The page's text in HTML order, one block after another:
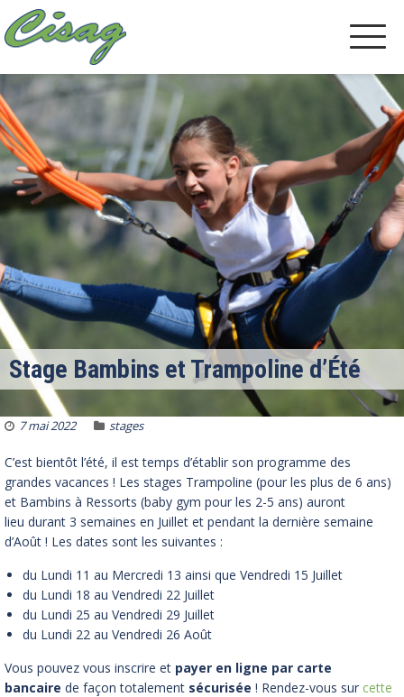
Stage Bambins et Trampoline d’Été
7 mai 2022 stages
C’est bientôt l’été, il est temps d’établir son programme des
grandes vacances ! Les stages Trampoline (pour les plus de 6 ans)
et Bambins à Ressorts (baby gym pour les 2-5 ans) auront
lieu durant 3 semaines en Juillet et pendant la dernière semaine
d’Août ! Les dates sont les suivantes :
du Lundi 11 au Mercredi 13 ainsi que Vendredi 15 Juillet
du Lundi 18 au Vendredi 22 Juillet
du Lundi 25 au Vendredi 29 Juillet
du Lundi 22 au Vendredi 26 Août
Vous pouvez vous inscrire et payer en ligne par carte
bancaire de façon totalement sécurisée ! Rendez-vous sur cette